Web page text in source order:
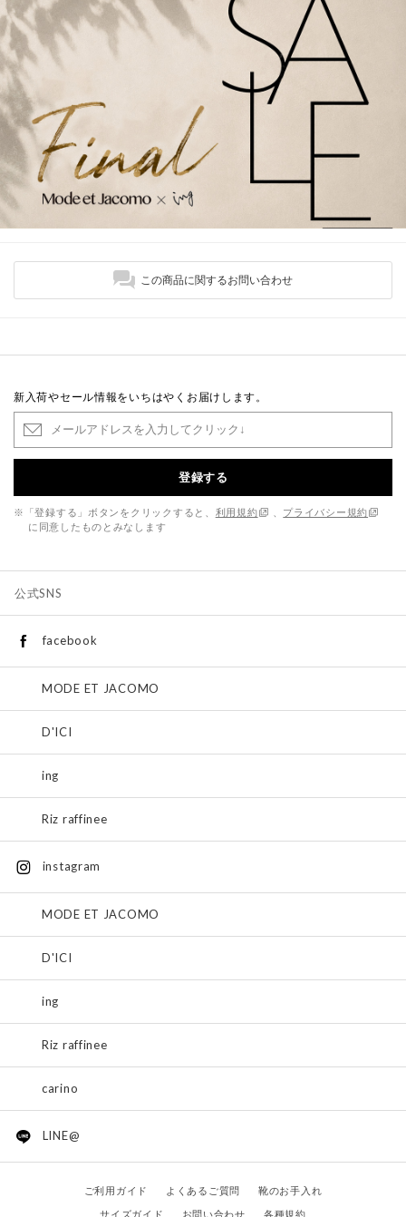
この商品に関するお問い合わせ
新入荷やセール情報をいちはやくお届けします。
登録する
※「登録する」ボタンをクリックすると、 利用規約
プライバシー規約
に同意したものとみなします
公式SNS
facebook
MODE ET JACOMO
D'ICI
ing
Riz raffinee
instagram
MODE ET JACOMO
D'ICI
ing
Riz raffinee
carino
LINE@
ご利用ガイド よくあるご質問
靴のお手入れ
サイズガイド
お問い合わせ 各種規約